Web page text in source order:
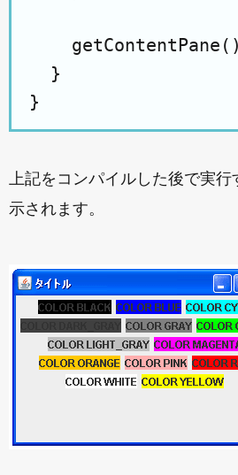
  }
上記をコンパイルした後で実行
示されます。